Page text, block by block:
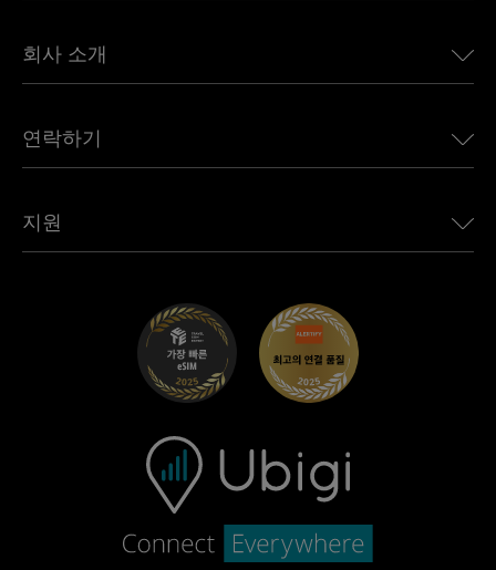
캐나다용 eSIM
아프리카용 eSIM
모든 목적지 보기
Land Rover용 Ubigi
Jeep용 Ubigi
Mini용 Ubigi
Maserati용 Ubigi
회사 소개
언론에 소개된 Ubigi
Ubigi 앱
연락하기
제휴 프로그램
지원